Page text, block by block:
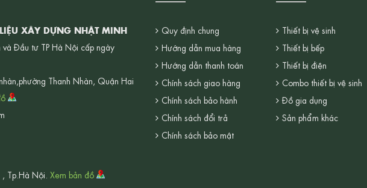
XÂY DỰNG NHẬT MINH
Đầu tư TP Hà Nội cấp ngày
Thanh Nhàn, Quận Hai
Tp.Hà Nội. Xem bản đồ
Quy định chung
Hướng dẫn mua hàng
Hướng dẫn thanh toán
Chính sách giao hàng
Chính sách bảo hành
Chính sách đổi trả
Chính sách bảo mật
Thiết bị vệ sinh
Thiết bị bếp
Thiết bị điện
Combo thiết bị vệ sinh
Đồ gia dụng
Sản phẩm khác